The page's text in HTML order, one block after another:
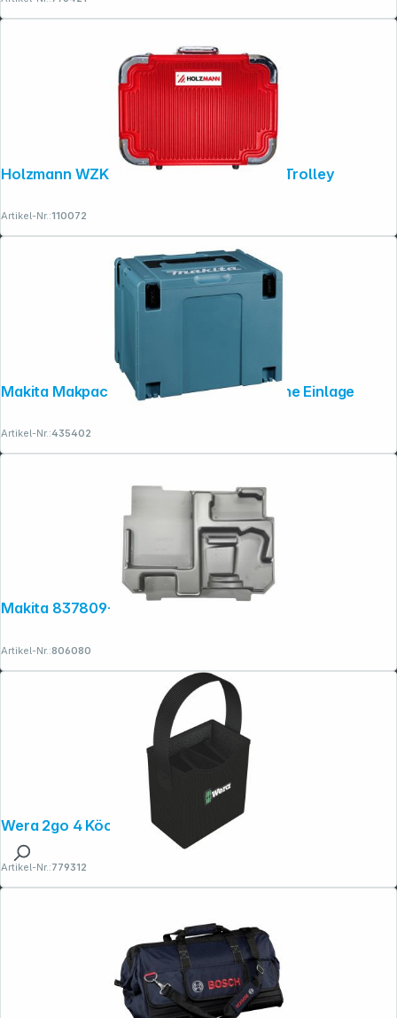
Holzmann WZK167PRO Werkzeugkoffer Trolley
Artikel-Nr.:110072
Makita Makpac Gr. 4 821552-6 Koffer ohne Einlage
Artikel-Nr.:435402
Artikel-Nr.:806080
Wera 2go 4 Köcher
Artikel-Nr.:779312